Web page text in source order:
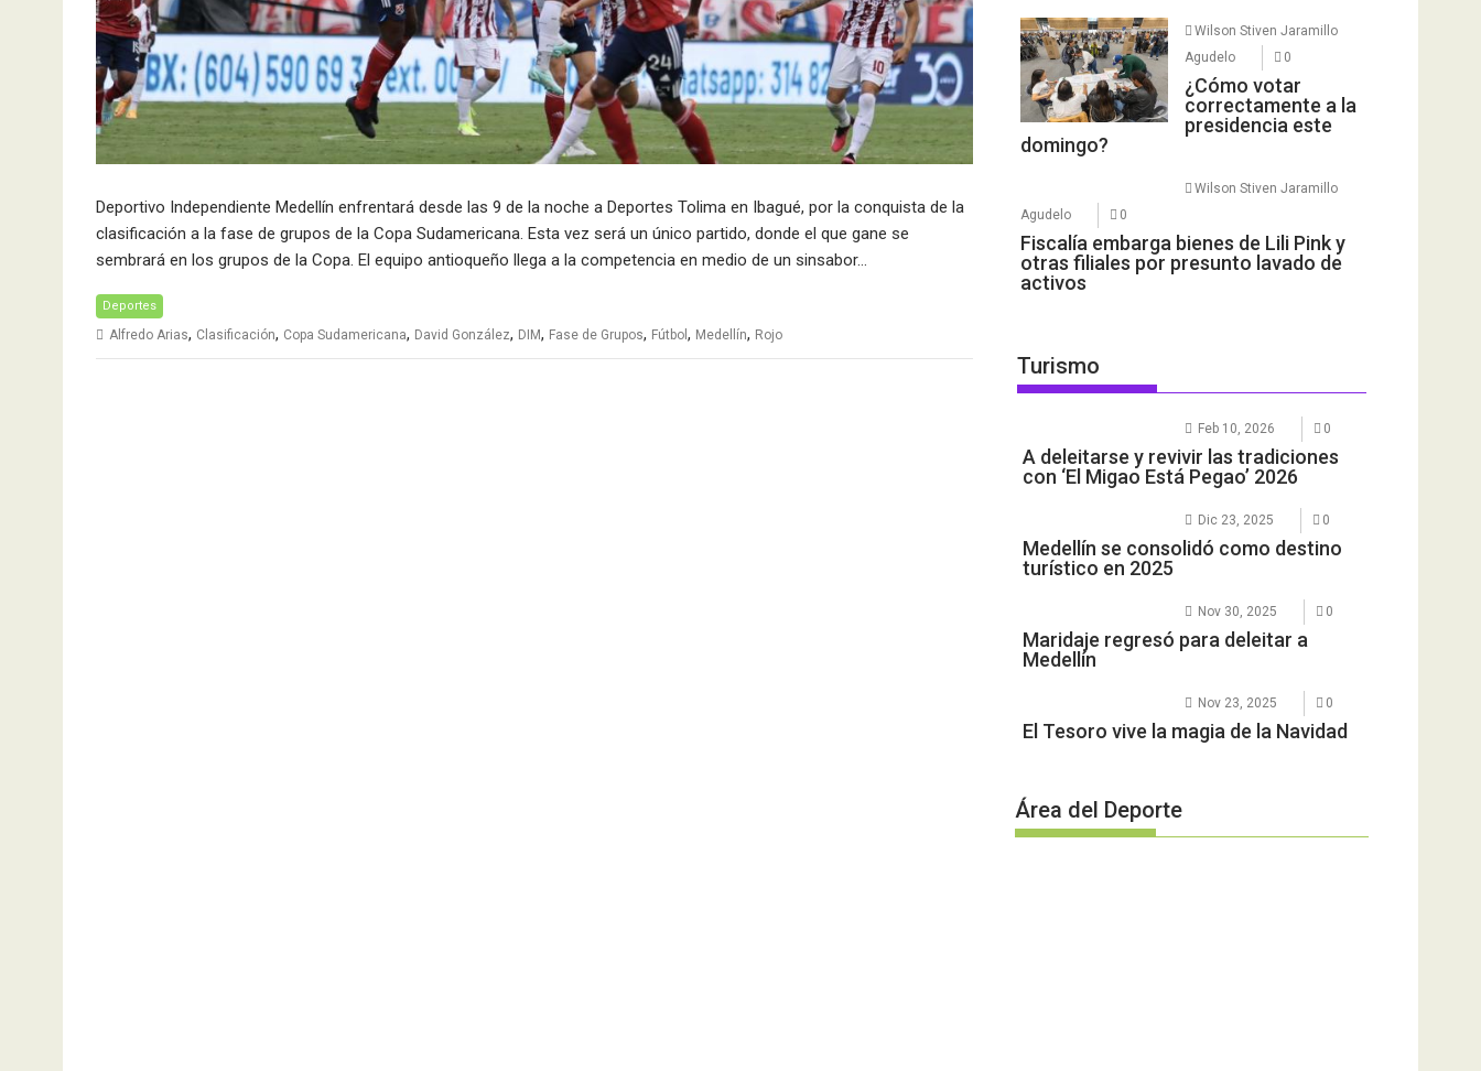
Deportivo Independiente Medellín enfrentará desde las 9 de la noche a Deportes Tolima en Ibagué, por la conquista de la
clasificación a la fase de grupos de la Copa Sudamericana. Esta vez será un único partido, donde el que gane se
sembrará en los grupos de la Copa. El equipo antioqueño llega a la competencia en medio de un sinsabor…
Deportes
Alfredo Arias, Clasificación, Copa Sudamericana, David González, DIM, Fase de Grupos, Fútbol , Medellín, Rojo
Wilson Stiven Jaramillo
Agudelo
0
¿Cómo votar
correctamente a la
presidencia este
domingo?
Wilson Stiven Jaramillo
Agudelo
0
Fiscalía embarga bienes de Lili Pink y
otras filiales por presunto lavado de
activos
Turismo
Feb 10, 2026 0
A deleitarse y revivir las tradiciones
con ‘El Migao Está Pegao’ 2026
Dic 23, 2025 0
Medellín se consolidó como destino
turístico en 2025
Nov 30, 2025 0
Maridaje regresó para deleitar a
Medellín
Nov 23, 2025 0
El Tesoro vive la magia de la Navidad
Área del Deporte